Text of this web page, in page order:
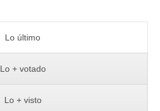
Lo último
Lo + votado
Lo + visto